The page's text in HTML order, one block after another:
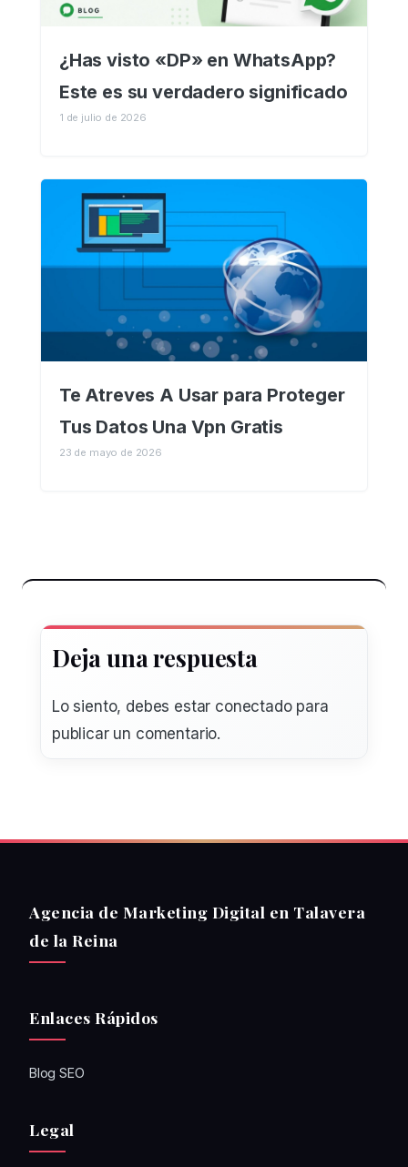
¿Has visto «DP» en WhatsApp?
Este es su verdadero significado
1 de julio de 2026
Te Atreves A Usar para Proteger
Tus Datos Una Vpn Gratis
23 de mayo de 2026
Deja una respuesta
Lo siento, debes estar conectadopara
publicar un comentario.
Agencia de Marketing Digital en Talavera
de la Reina
Enlaces Rápidos
Blog SEO
Legal